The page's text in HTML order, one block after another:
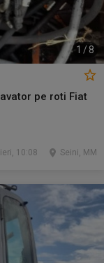
1 / 8
pe roti Fiat
Seini, MM
ieri, 10:08